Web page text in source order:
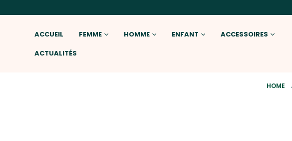
ACCUEIL FEMME HOMME ENFANT
ACCESSOIRES
ACTUALITÉS
HOME